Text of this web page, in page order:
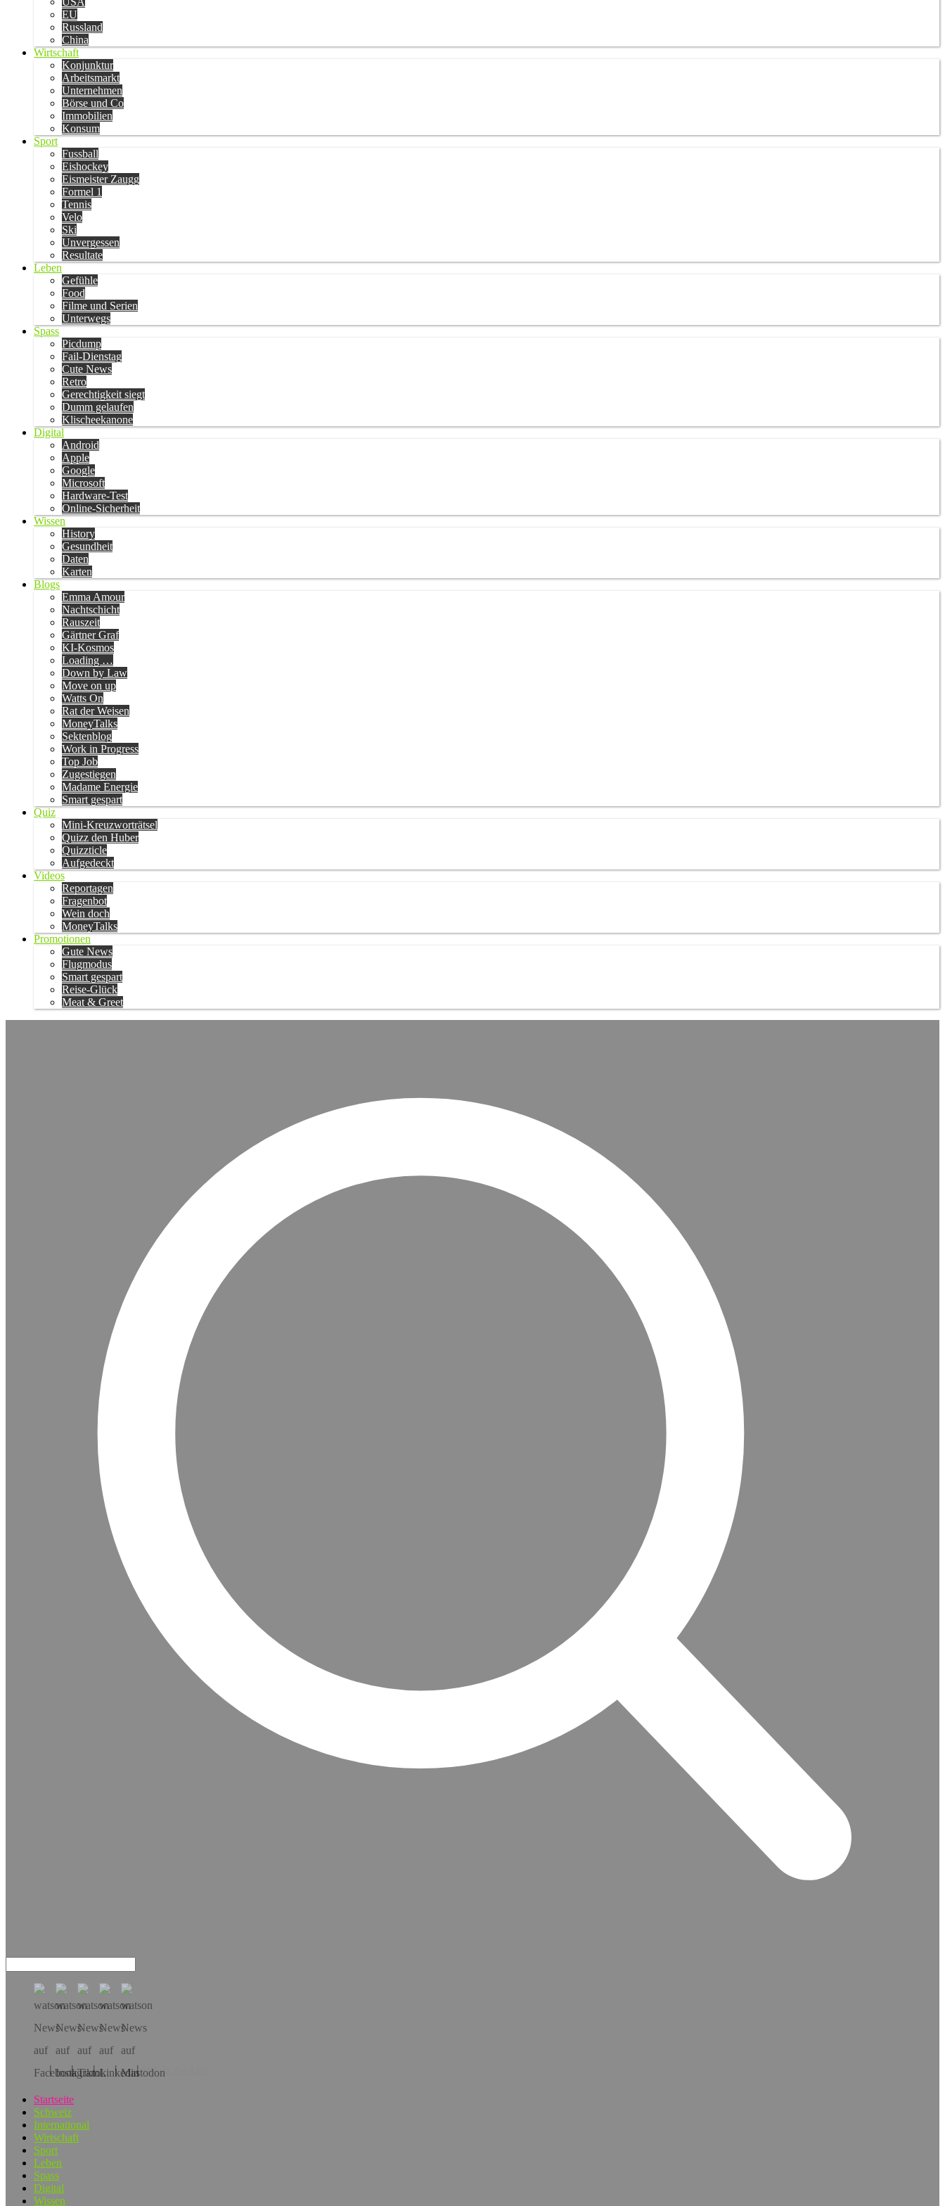
EU
Russland
China
Wirtschaft
Konjunktur
Arbeitsmarkt
Unternehmen
Börse und Co
Immobilien
Konsum
Sport
Fussball
Eishockey
Eismeister Zaugg
Formel 1
Tennis
Velo
Ski
Unvergessen
Resultate
Leben
Gefühle
Food
Filme und Serien
Unterwegs
Spass
Picdump
Fail-Dienstag
Cute News
Retro
Gerechtigkeit siegt
Dumm gelaufen
Klischeekanone
Digital
Android
Apple
Google
Microsoft
Hardware-Test
Online-Sicherheit
Wissen
History
Gesundheit
Daten
Karten
Blogs
Emma Amour
Nachtschicht
Rauszeit
Gärtner Graf
KI-Kosmos
Loading …
Down by Law
Move on up
Watts On
Rat der Weisen
MoneyTalks
Sektenblog
Work in Progress
Top Job
Zugestiegen
Madame Energie
Smart gespart
Quiz
Mini-Kreuzworträtsel
Quizz den Huber
Quizzticle
Aufgedeckt
Videos
Reportagen
Fragenbot
Wein doch
MoneyTalks
Promotionen
Gute News
Flugmodus
Smart gespart
Reise-Glück
Meat & Greet
Hol dir die App!
Startseite
Schweiz
International
Wirtschaft
Sport
Leben
Spass
Digital
Wissen